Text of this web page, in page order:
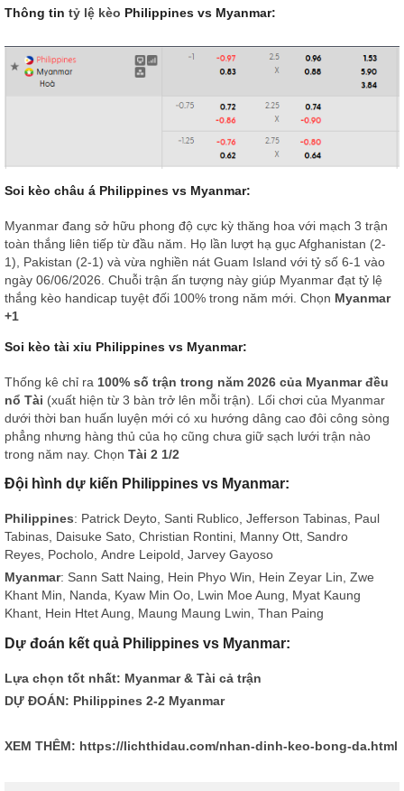
Thông tin tỷ lệ kèo Philippines vs Myanmar:
Soi kèo châu á Philippines vs Myanmar:
Myanmar đang sở hữu phong độ cực kỳ thăng hoa với mạch 3 trận
toàn thắng liên tiếp từ đầu năm. Họ lần lượt hạ gục Afghanistan (2-
1), Pakistan (2-1) và vừa nghiền nát Guam Island với tỷ số 6-1 vào
ngày 06/06/2026. Chuỗi trận ấn tượng này giúp Myanmar đạt tỷ lệ
thắng kèo handicap tuyệt đối 100% trong năm mới. Chọn Myanmar
+1
Soi kèo tài xỉu Philippines vs Myanmar:
Thống kê chỉ ra 100% số trận trong năm 2026 của Myanmar đều
nổ Tài (xuất hiện từ 3 bàn trở lên mỗi trận). Lối chơi của Myanmar
dưới thời ban huấn luyện mới có xu hướng dâng cao đôi công sòng
phẳng nhưng hàng thủ của họ cũng chưa giữ sạch lưới trận nào
trong năm nay. Chọn Tài 2 1/2
Đội hình dự kiến Philippines vs Myanmar:
Philippines: Patrick Deyto, Santi Rublico, Jefferson Tabinas, Paul
Tabinas, Daisuke Sato, Christian Rontini, Manny Ott, Sandro
Reyes, Pocholo, Andre Leipold, Jarvey Gayoso
Myanmar: Sann Satt Naing, Hein Phyo Win, Hein Zeyar Lin, Zwe
Khant Min, Nanda, Kyaw Min Oo, Lwin Moe Aung, Myat Kaung
Khant, Hein Htet Aung, Maung Maung Lwin, Than Paing
Dự đoán kết quả Philippines vs Myanmar:
Lựa chọn tốt nhất: Myanmar & Tài cả trận
DỰ ĐOÁN: Philippines 2-2 Myanmar
XEM THÊM: https://lichthidau.com/nhan-dinh-keo-bong-da.html